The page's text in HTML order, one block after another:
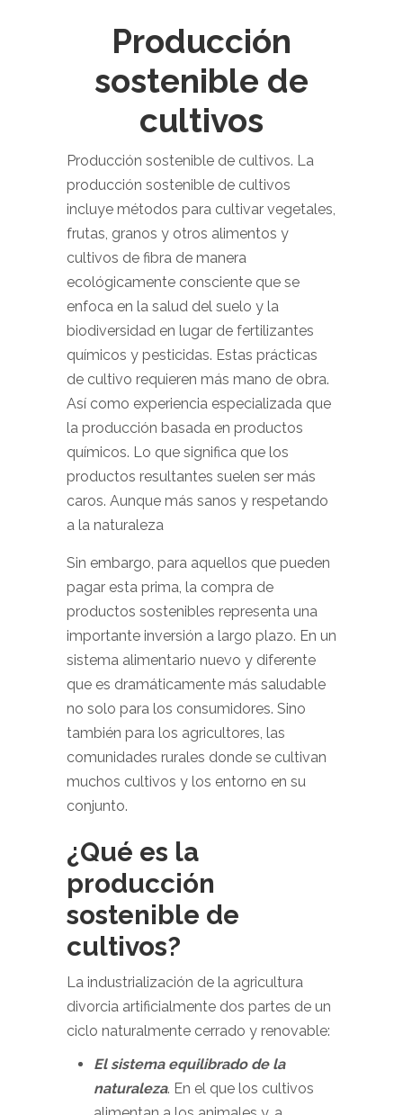
Producción
sostenible de
cultivos
Producción sostenible de cultivos. La
producción sostenible de cultivos
incluye métodos para cultivar vegetales,
frutas, granos y otros alimentos y
cultivos de fibra de manera
ecológicamente consciente que se
enfoca en la salud del suelo y la
biodiversidad en lugar de fertilizantes
químicos y pesticidas. Estas prácticas
de cultivo requieren más mano de obra.
Así como experiencia especializada que
la producción basada en productos
químicos. Lo que significa que los
productos resultantes suelen ser más
caros. Aunque más sanos y respetando
a la naturaleza
Sin embargo, para aquellos que pueden
pagar esta prima, la compra de
productos sostenibles representa una
importante inversión a largo plazo. En un
sistema alimentario nuevo y diferente
que es dramáticamente más saludable
no solo para los consumidores. Sino
también para los agricultores, las
comunidades rurales donde se cultivan
muchos cultivos y los entorno en su
conjunto.
¿Qué es la
producción
sostenible de
cultivos?
La industrialización de la agricultura
divorcia artificialmente dos partes de un
ciclo naturalmente cerrado y renovable:
El sistema equilibrado de la
naturaleza. En el que los cultivos